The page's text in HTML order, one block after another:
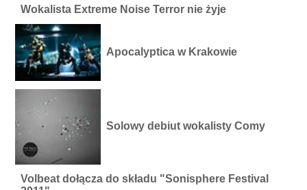
Wokalista Extreme Noise Terror nie żyje
Apocalyptica w Krakowie
Solowy debiut wokalisty Comy
Volbeat dołącza do składu "Sonisphere Festival